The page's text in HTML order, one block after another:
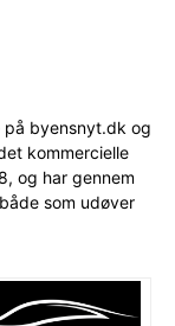
byensnyt.dk og
kommercielle
og har gennem
som udøver